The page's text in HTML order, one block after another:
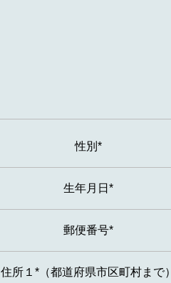
性別*
生年月日*
郵便番号*
住所１*（都道府県市区町村まで）